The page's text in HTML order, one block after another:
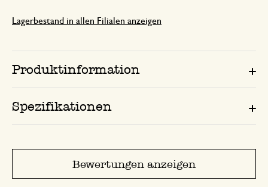
Lagerbestand in allen Filialen anzeigen
Produktinformation
Spezifikationen
Bewertungen anzeigen